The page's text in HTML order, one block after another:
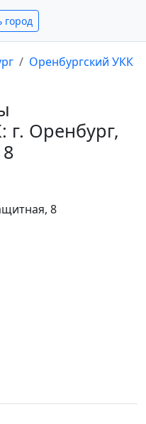
город
Оренбургский УКК
г. Оренбург,
8